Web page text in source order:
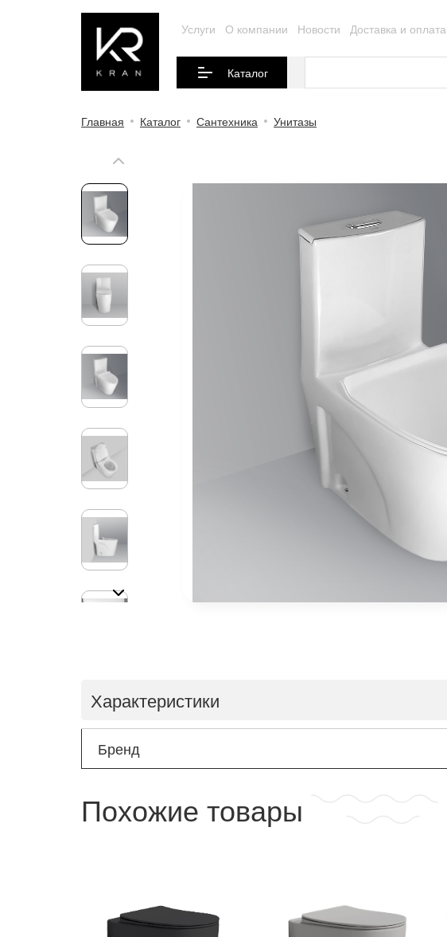
Услуги О компании Новости Доставка и оплата
Каталог
Главная Каталог Сантехника Унитазы
Характеристики
Бренд
Похожие товары